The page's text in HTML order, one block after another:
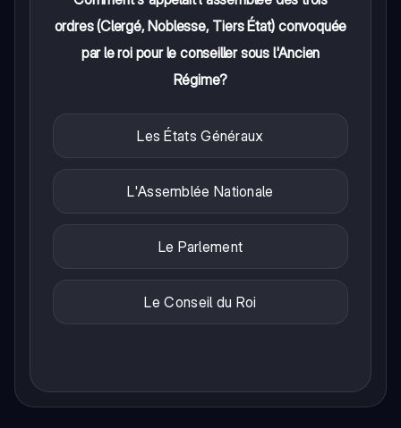
ordres (Clergé, Noblesse, Tiers État) convoquée
par le roi pour le conseiller sous l'Ancien
Régime?
Les États Généraux
L'Assemblée Nationale
Le Parlement
Le Conseil du Roi